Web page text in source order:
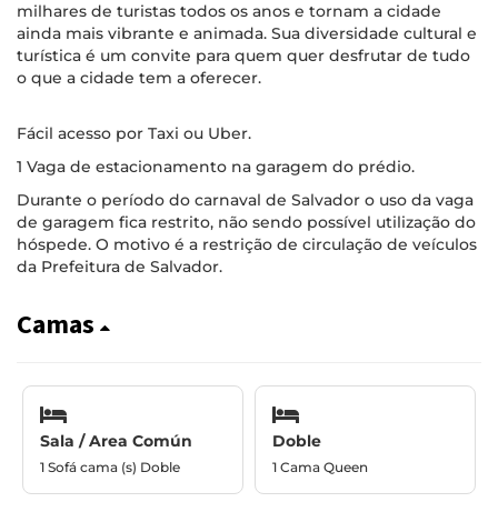
milhares de turistas todos os anos e tornam a cidade
ainda mais vibrante e animada. Sua diversidade cultural e
turística é um convite para quem quer desfrutar de tudo
o que a cidade tem a oferecer.
Fácil acesso por Taxi ou Uber.
1 Vaga de estacionamento na garagem do prédio.
Durante o período do carnaval de Salvador o uso da vaga
de garagem fica restrito, não sendo possível utilização do
hóspede. O motivo é a restrição de circulação de veículos
da Prefeitura de Salvador.
Camas
Sala / Area Común
1 Sofá cama (s) Doble
Doble
1 Cama Queen